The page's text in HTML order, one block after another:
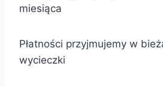
miesiąca
Płatności przyjmujemy w
wycieczki